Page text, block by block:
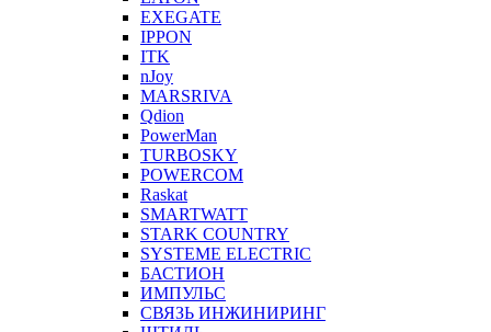
EXEGATE
IPPON
ITK
nJoy
MARSRIVA
Qdion
PowerMan
TURBOSKY
POWERCOM
Raskat
SMARTWATT
STARK COUNTRY
SYSTEME ELECTRIC
БАСТИОН
ИМПУЛЬС
СВЯЗЬ ИНЖИНИРИНГ